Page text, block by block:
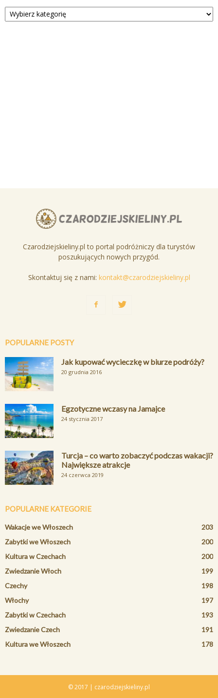
Kategorie
Czarodziejskieliny.pl to portal podróżniczy dla turystów
poszukujących nowych przygód.
Skontaktuj się z nami: kontakt@czarodziejskieliny.pl
POPULARNE POSTY
Jak kupować wycieczkę w biurze podróży?
20 grudnia 2016
Egzotyczne wczasy na Jamajce
24 stycznia 2017
Turcja – co warto zobaczyć podczas wakacji?
Największe atrakcje
24 czerwca 2019
POPULARNE KATEGORIE
Wakacje we Włoszech
203
Zabytki we Włoszech
200
Kultura w Czechach
200
Zwiedzanie Włoch
199
Czechy
198
Włochy
197
Zabytki w Czechach
193
Zwiedzanie Czech
191
Kultura we Włoszech
178
© 2017 | czarodziejskieliny.pl